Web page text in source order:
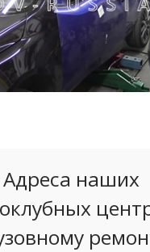
Адреса наших